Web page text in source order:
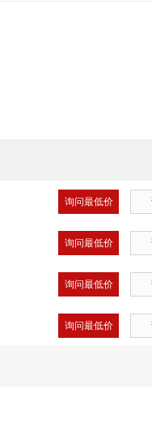
询问最低价
询问最低价
询问最低价
询问最低价